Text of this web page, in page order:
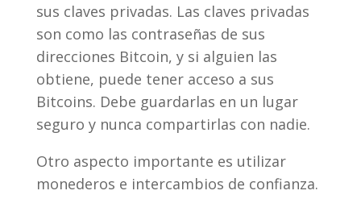
sus claves privadas. Las claves privadas
son como las contraseñas de sus
direcciones Bitcoin, y si alguien las
obtiene, puede tener acceso a sus
Bitcoins. Debe guardarlas en un lugar
seguro y nunca compartirlas con nadie.
Otro aspecto importante es utilizar
monederos e intercambios de confianza.